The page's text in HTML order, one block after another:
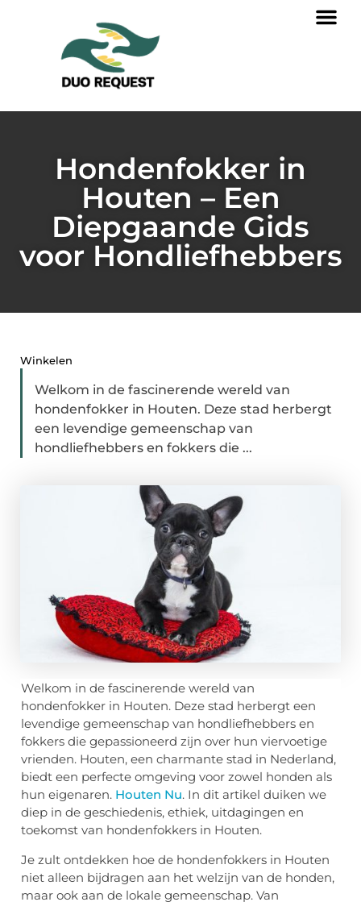
Hondenfokker in
Houten – Een
Diepgaande Gids
voor Hondliefhebbers
Winkelen
Welkom in de fascinerende wereld van
hondenfokker in Houten. Deze stad herbergt
een levendige gemeenschap van
hondliefhebbers en fokkers die ...
Welkom in de fascinerende wereld van
hondenfokker in Houten. Deze stad herbergt een
levendige gemeenschap van hondliefhebbers en
fokkers die gepassioneerd zijn over hun viervoetige
vrienden. Houten, een charmante stad in Nederland,
biedt een perfecte omgeving voor zowel honden als
hun eigenaren. Houten Nu. In dit artikel duiken we
diep in de geschiedenis, ethiek, uitdagingen en
toekomst van hondenfokkers in Houten.
Je zult ontdekken hoe de hondenfokkers in Houten
niet alleen bijdragen aan het welzijn van de honden,
maar ook aan de lokale gemeenschap. Van